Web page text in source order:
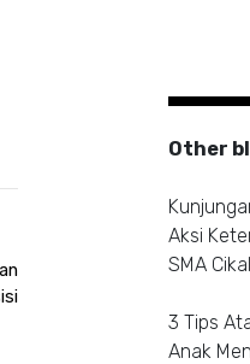
Other
Aksi
SMA
3 Tips
Anak